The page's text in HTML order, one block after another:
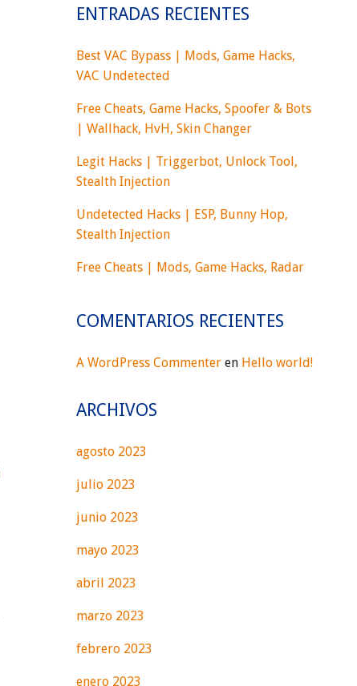
ENTRADAS RECIENTES
Best VAC Bypass | Mods, Game Hacks,
VAC Undetected
Free Cheats, Game Hacks, Spoofer & Bots
| Wallhack, HvH, Skin Changer
Legit Hacks | Triggerbot, Unlock Tool,
Stealth Injection
Undetected Hacks | ESP, Bunny Hop,
Stealth Injection
Free Cheats | Mods, Game Hacks, Radar
COMENTARIOS RECIENTES
A WordPress Commenter en Hello world!
ARCHIVOS
agosto 2023
julio 2023
junio 2023
mayo 2023
abril 2023
marzo 2023
febrero 2023
enero 2023